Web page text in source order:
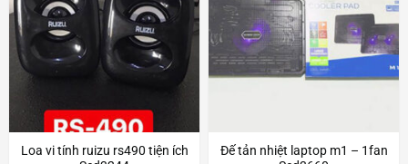
Loa vi tính ruizu rs490 tiện ích
Đế tản nhiệt laptop m1 – 1fan